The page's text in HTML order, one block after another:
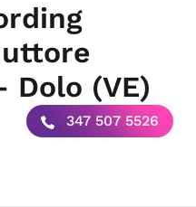
Dolo (VE)
347 507 5526